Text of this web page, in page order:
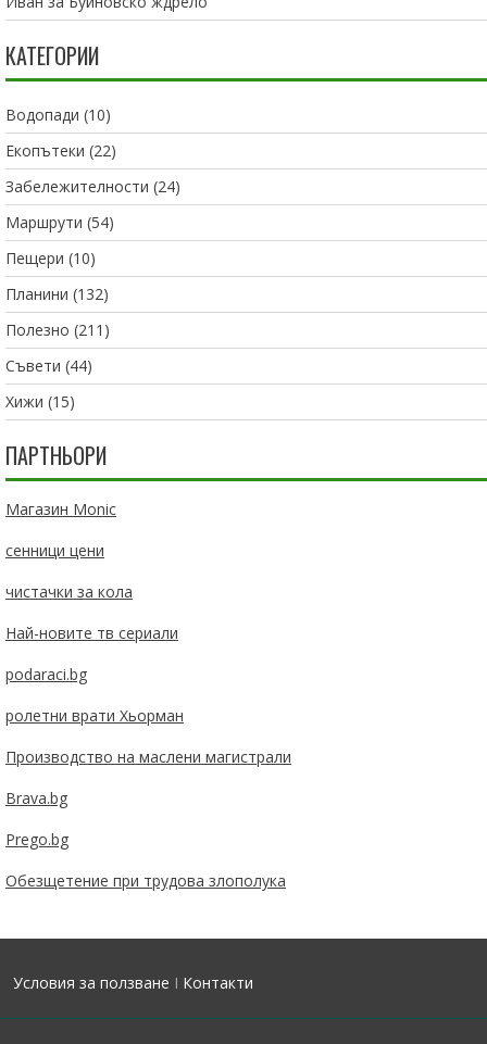
КАТЕГОРИИ
Водопади (10)
Екопътеки (22)
Забележителности (24)
Маршрути (54)
Пещери (10)
Планини (132)
Полезно (211)
Съвети (44)
Хижи (15)
ПАРТНЬОРИ
Магазин Monic
сенници цени
чистачки за кола
Най-новите тв сериали
podaraci.bg
ролетни врати Хьорман
Производство на маслени магистрали
Brava.bg
Prego.bg
Обезщетение при трудова злополука
Условия за ползване I Контакти